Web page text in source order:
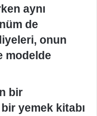
aynı
de
onun
modelde
bir
yemek kitabı